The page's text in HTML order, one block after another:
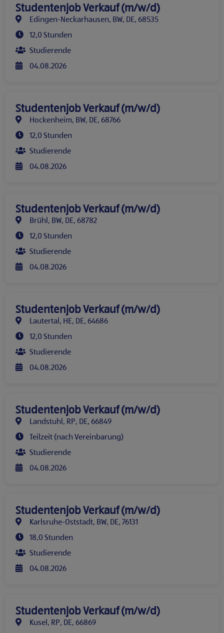
Studentenjob Verkauf (m/w/d)
Edingen-Neckarhausen, BW, DE, 68535
12,0 Stunden
Studierende
04.08.2026
Studentenjob Verkauf (m/w/d)
Hockenheim, BW, DE, 68766
12,0 Stunden
Studierende
04.08.2026
Studentenjob Verkauf (m/w/d)
Brühl, BW, DE, 68782
12,0 Stunden
Studierende
04.08.2026
Studentenjob Verkauf (m/w/d)
Lautertal, HE, DE, 64686
12,0 Stunden
Studierende
04.08.2026
Studentenjob Verkauf (m/w/d)
Landstuhl, RP, DE, 66849
Teilzeit (nach Vereinbarung)
Studierende
04.08.2026
Studentenjob Verkauf (m/w/d)
Karlsruhe-Oststadt, BW, DE, 76131
18,0 Stunden
Studierende
04.08.2026
Studentenjob Verkauf (m/w/d)
Kusel, RP, DE, 66869